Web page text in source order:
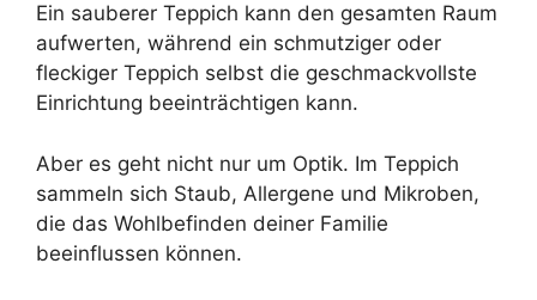
Ein sauberer Teppich kann den gesamten Raum
aufwerten, während ein schmutziger oder
fleckiger Teppich selbst die geschmackvollste
Einrichtung beeinträchtigen kann.
Aber es geht nicht nur um Optik. Im Teppich
sammeln sich Staub, Allergene und Mikroben,
die das Wohlbefinden deiner Familie
beeinflussen können.